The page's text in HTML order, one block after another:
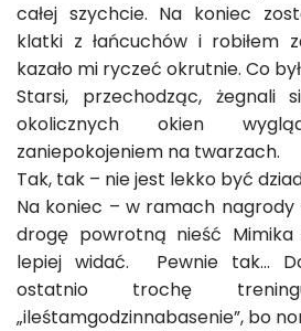
całej szychcie. Na koniec
klatki z łańcuchów i robiłem
kazało mi ryczeć okrutnie. Co
Starsi, przechodząc, żegnali
okolicznych okien
zaniepokojeniem na twarzach.
Tak, tak – nie jest lekko być
Na koniec – w ramach nagrody
drogę powrotną nieść
lepiej widać. Pewnie tak…
ostatnio trochę
„ileśtamgodzinnabasenie”, bo